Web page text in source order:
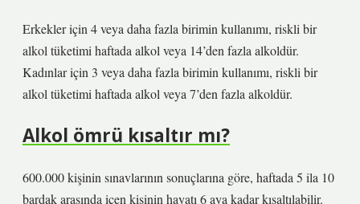
Erkekler için 4 veya daha fazla birimin kullanımı, riskli bir
alkol tüketimi haftada alkol veya 14’den fazla alkoldür.
Kadınlar için 3 veya daha fazla birimin kullanımı, riskli bir
alkol tüketimi haftada alkol veya 7’den fazla alkoldür.
Alkol ömrü kısaltır mı?
600.000 kişinin sınavlarının sonuçlarına göre, haftada 5 ila 10
bardak arasında içen kişinin hayatı 6 aya kadar kısaltılabilir.